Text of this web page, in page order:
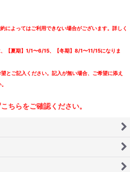
ってはご利用できない場合がございます。詳しく
夏期】1/1〜6/15、【冬期】8/1〜11/15になりま
記入ください。記入が無い場合、ご希望に添え
ちらをご確認ください。